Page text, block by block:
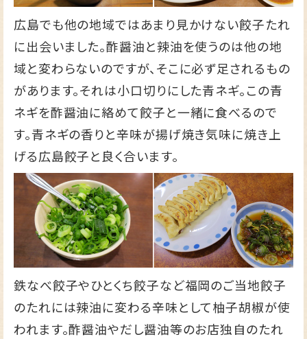
広島でも他の地域ではあまり見かけない餃子たれ
に出会いました。酢醤油と辣油を使うのは他の地
域と変わらないのですが、そこに必ず足されるもの
があります。それは小口切りにした青ネギ。この青
ネギを酢醤油に絡めて餃子と一緒に食べるので
す。青ネギの香りと辛味が揚げ焼き気味に焼き上
げる広島餃子と良く合います。
鉄なべ餃子やひとくち餃子など福岡のご当地餃子
のたれには辣油に変わる辛味として柚子胡椒が使
われます。酢醤油やだし醤油等のお店独自のたれ